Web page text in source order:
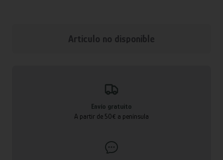
Articulo no disponible
Envío gratuito
A partir de 50€ a península